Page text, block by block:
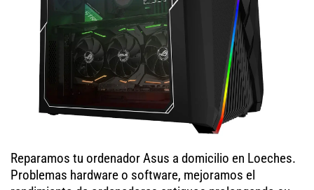
Reparamos tu ordenador Asus a domicilio en Loeches.
Problemas hardware o software, mejoramos el